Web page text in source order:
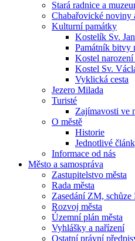
Stará radnice a
Chabařovické noviny
Kulturní památky
Kostelík Sv.
Památník bitvy
Kostel
Kostel Sv.
Vyklická cesta
Jezero Milada
Turisté
Zajímavosti ve
O městě
Historie
Jednotlivé
Informace od nás
Město a samospráva
Zastupitelstvo města
Rada města
Zasedání ZM,
Rozvoj města
Územní plán města
Vyhlášky a nařízení
Ostatní právní